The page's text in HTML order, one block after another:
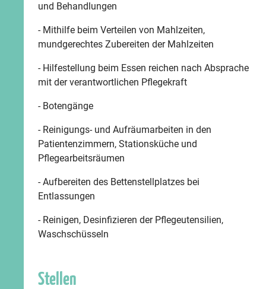
und Behandlungen
- Mithilfe beim Verteilen von Mahlzeiten,
mundgerechtes Zubereiten der Mahlzeiten
- Hilfestellung beim Essen reichen nach Absprache
mit der verantwortlichen Pflegekraft
- Botengänge
- Reinigungs- und Aufräumarbeiten in den
Patientenzimmern, Stationsküche und
Pflegearbeitsräumen
- Aufbereiten des Bettenstellplatzes bei
Entlassungen
- Reinigen, Desinfizieren der Pflegeutensilien,
Waschschüsseln
Stellen